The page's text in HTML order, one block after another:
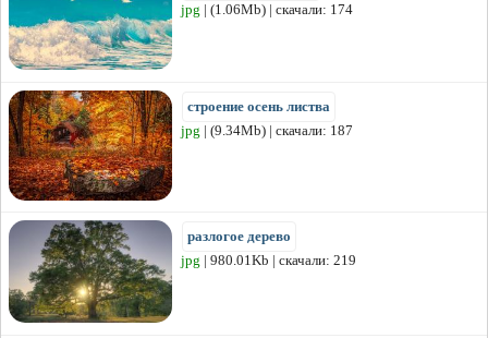
jpg | (1.06Mb) | скачали: 174
строение осень листва
jpg | (9.34Mb) | скачали: 187
разлогое дерево
jpg | 980.01Kb | скачали: 219